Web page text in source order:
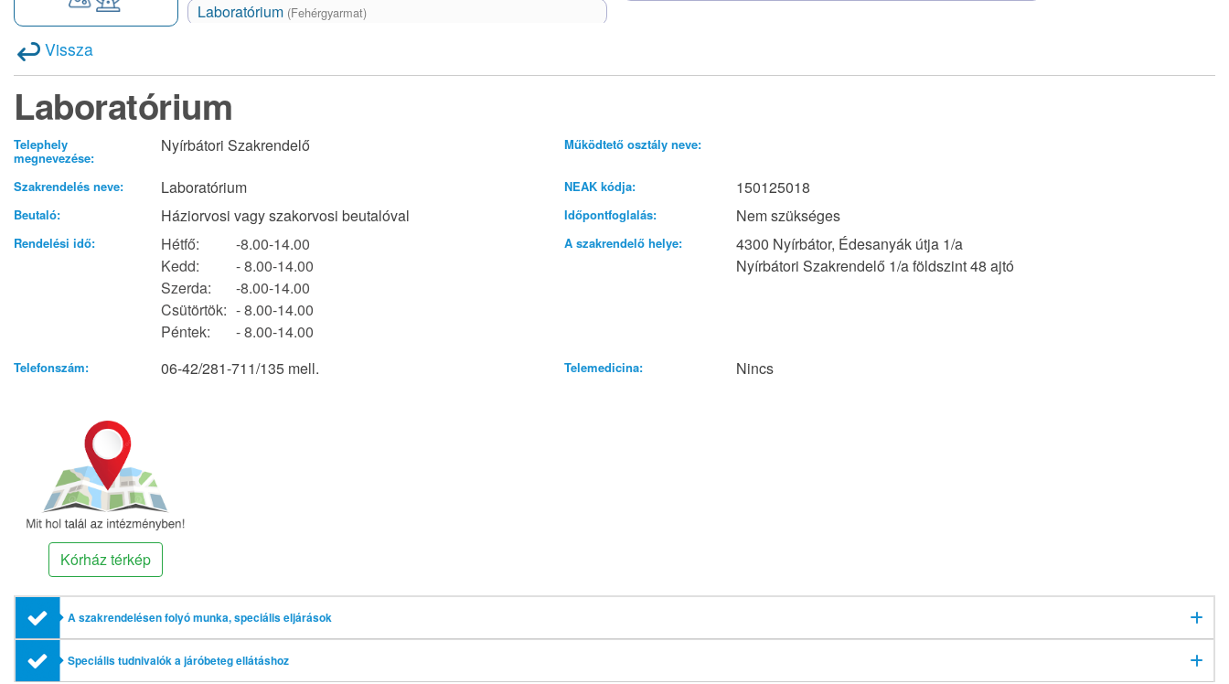
Laboratórium (Fehérgyarmat)
Vissza
Laboratórium
Telephely
megnevezése:
Nyírbátori Szakrendelő Működtető osztály neve:
Szakrendelés neve: Laboratórium NEAK kódja: 150125018
Beutaló: Háziorvosi vagy szakorvosi beutalóval Időpontfoglalás: Nem szükséges
Rendelési idő: Hétfő:
-8.00-14.00
Kedd:
- 8.00-14.00
Szerda:
-8.00-14.00
Csütörtök: - 8.00-14.00
Péntek:
- 8.00-14.00
A szakrendelő helye:
4300 Nyírbátor, Édesanyák útja 1/a
Nyírbátori Szakrendelő 1/a földszint 48 ajtó
Telefonszám: 06-42/281-711/135 mell. Telemedicina: Nincs
Kórház térkép
A szakrendelésen folyó munka, speciális eljárások
Speciális tudnivalók a járóbeteg ellátáshoz